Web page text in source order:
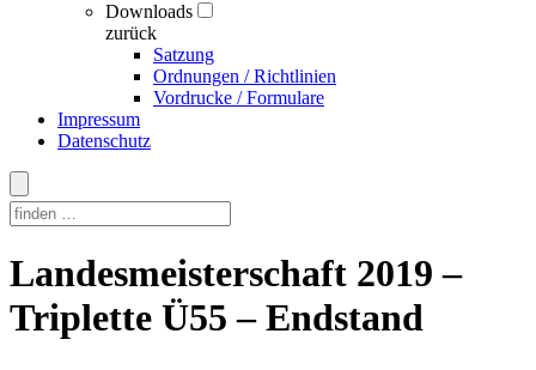
Downloads
zurück
Satzung
Ordnungen / Richtlinien
Vordrucke / Formulare
Impressum
Datenschutz
Skip
to
content
Landesmeisterschaft 2019 –
Triplette Ü55 – Endstand